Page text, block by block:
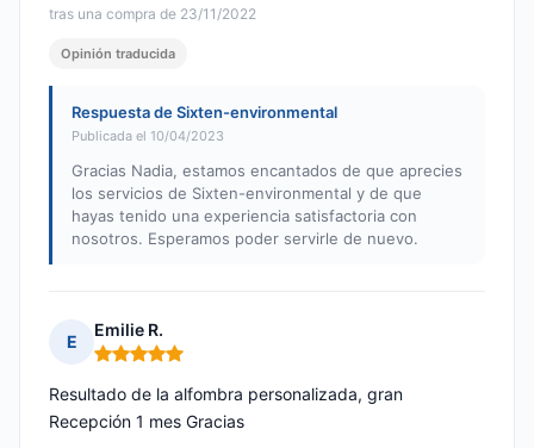
tras una compra de 23/11/2022
Opinión traducida
Respuesta de Sixten-environmental
Publicada el 10/04/2023
Gracias Nadia, estamos encantados de que aprecies
los servicios de Sixten-environmental y de que
hayas tenido una experiencia satisfactoria con
nosotros. Esperamos poder servirle de nuevo.
E
Emilie R.
Nota: 5 de 5
Resultado de la alfombra personalizada, gran
Recepción 1 mes Gracias